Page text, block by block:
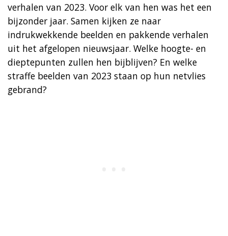
verhalen van 2023. Voor elk van hen was het een
bijzonder jaar. Samen kijken ze naar
indrukwekkende beelden en pakkende verhalen
uit het afgelopen nieuwsjaar. Welke hoogte- en
dieptepunten zullen hen bijblijven? En welke
straffe beelden van 2023 staan op hun netvlies
gebrand?